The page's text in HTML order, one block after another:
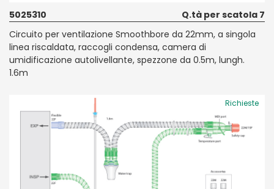
5025310
Q.tà per scatola 7
Circuito per ventilazione Smoothbore da 22mm, a singola
linea riscaldata, raccogli condensa, camera di
umidificazione autolivellante, spezzone da 0.5m, lungh.
1.6m
Richieste